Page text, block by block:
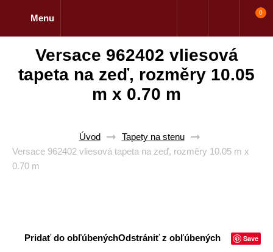
Menu
0
Versace 962402 vliesová
tapeta na zeď, rozměry 10.05
m x 0.70 m
Úvod
Tapety na stenu
Versace 962402 vliesová tapeta na zeď, rozměry 10.05 m x
0.70 m
Pridať do obľúbenýchOdstrániť z obľúbených Save